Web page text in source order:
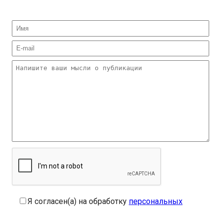
Я согласен(а) на обработку персональных